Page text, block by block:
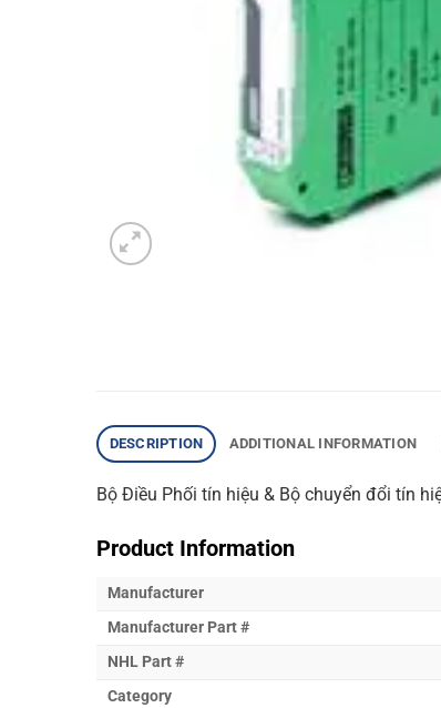
DESCRIPTION ADDITIONAL INFORMATION
Bộ Điều Phối tín hiệu & Bộ chuyển đổi tín
Product Information
Manufacturer
Manufacturer Part #
NHL Part #
Category